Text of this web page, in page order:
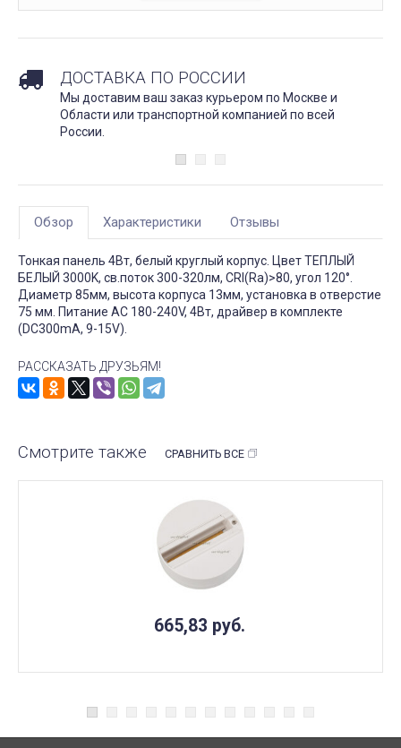
ДОСТАВКА ПО РОССИИ
Мы доставим ваш заказ курьером по Москве и
Области или транспортной компанией по всей
России.
Обзор Характеристики Отзывы
Тонкая панель 4Вт, белый круглый корпус. Цвет ТЕПЛЫЙ
БЕЛЫЙ 3000K, св.поток 300-320лм, CRI(Ra)>80, угол 120°.
Диаметр 85мм, высота корпуса 13мм, установка в отверстие
75 мм. Питание AC 180-240V, 4Вт, драйвер в комплекте
(DC300mA, 9-15V).
РАССКАЗАТЬ ДРУЗЬЯМ!
Смотрите также СРАВНИТЬ ВСЕ
665,83 руб.